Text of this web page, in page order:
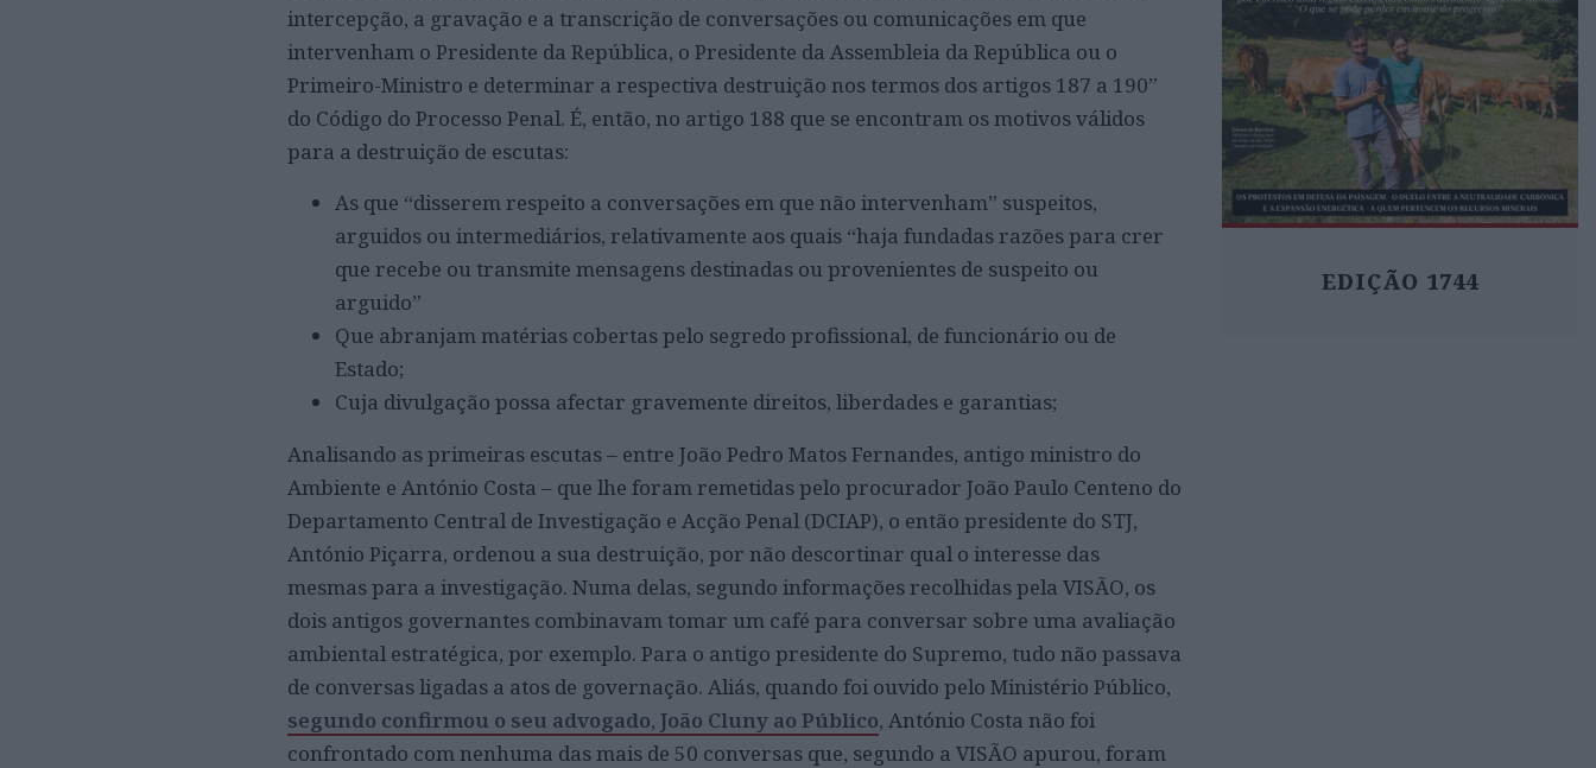
intercepção, a gravação e a transcrição de conversações ou comunicações em que
intervenham o Presidente da República, o Presidente da Assembleia da República ou o
Primeiro-Ministro e determinar a respectiva destruição nos termos dos artigos 187 a 190”
do Código do Processo Penal. É, então, no artigo 188 que se encontram os motivos válidos
para a destruição de escutas:
As que “disserem respeito a conversações em que não intervenham” suspeitos,
arguidos ou intermediários, relativamente aos quais “haja fundadas razões para crer
que recebe ou transmite mensagens destinadas ou provenientes de suspeito ou
arguido”
Que abranjam matérias cobertas pelo segredo profissional, de funcionário ou de
Estado;
Cuja divulgação possa afectar gravemente direitos, liberdades e garantias;
Analisando as primeiras escutas – entre João Pedro Matos Fernandes, antigo ministro do
Ambiente e António Costa – que lhe foram remetidas pelo procurador João Paulo Centeno do
Departamento Central de Investigação e Acção Penal (DCIAP), o então presidente do STJ,
António Piçarra, ordenou a sua destruição, por não descortinar qual o interesse das
mesmas para a investigação. Numa delas, segundo informações recolhidas pela VISÃO, os
dois antigos governantes combinavam tomar um café para conversar sobre uma avaliação
ambiental estratégica, por exemplo. Para o antigo presidente do Supremo, tudo não passava
de conversas ligadas a atos de governação. Aliás, quando foi ouvido pelo Ministério Público,
segundo confirmou o seu advogado, João Cluny ao Público, António Costa não foi
confrontado com nenhuma das mais de 50 conversas que, segundo a VISÃO apurou, foram
EDIÇÃO 1744